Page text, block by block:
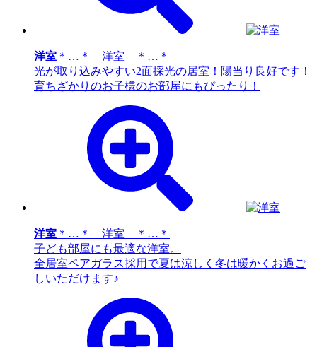
洋室 ＊…＊ 洋室 ＊…＊
光が取り込みやすい2面採光の居室！陽当り良好です！
育ちざかりのお子様のお部屋にもぴったり！
洋室 ＊…＊ 洋室 ＊…＊
子ども部屋にも最適な洋室。
全居室ペアガラス採用で夏は涼しく冬は暖かくお過ご
しいただけます♪